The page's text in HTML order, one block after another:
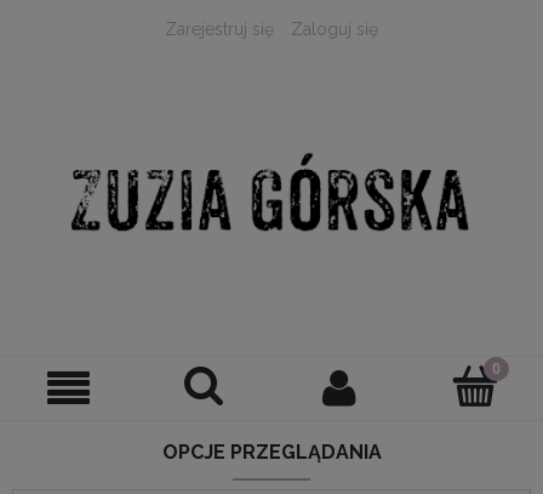
Zarejestruj się Zaloguj się
OPCJE PRZEGLĄDANIA